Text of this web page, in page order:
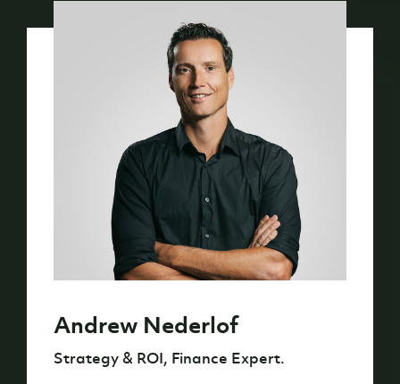
Andrew Nederlof
Strategy & ROI, Finance Expert.